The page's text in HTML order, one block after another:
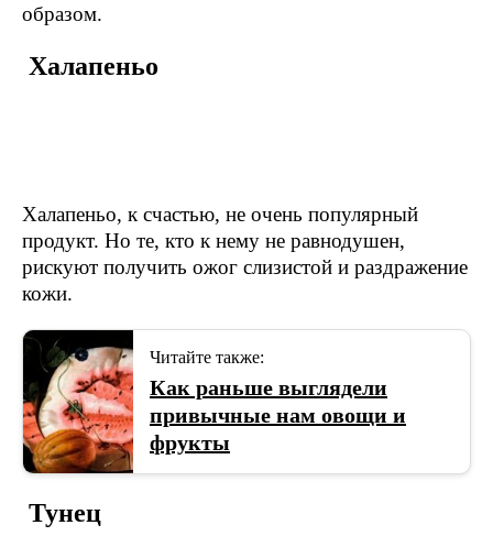
образом.
Халапеньо
Халапеньо, к счастью, не очень популярный
продукт. Но те, кто к нему не равнодушен,
рискуют получить ожог слизистой и раздражение
кожи.
Читайте также:
Как раньше выглядели
привычные нам овощи и
фрукты
Тунец